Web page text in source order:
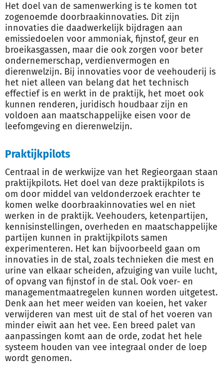
Het doel van de samenwerking is te komen tot
zogenoemde doorbraakinnovaties. Dit zijn
innovaties die daadwerkelijk bijdragen aan
emissiedoelen voor ammoniak, fijnstof, geur en
broeikasgassen, maar die ook zorgen voor beter
ondernemerschap, verdienvermogen en
dierenwelzijn. Bij innovaties voor de veehouderij is
het niet alleen van belang dat het technisch
effectief is en werkt in de praktijk, het moet ook
kunnen renderen, juridisch houdbaar zijn en
voldoen aan maatschappelijke eisen voor de
leefomgeving en dierenwelzijn.
Praktijkpilots
Centraal in de werkwijze van het Regieorgaan staan
praktijkpilots. Het doel van deze praktijkpilots is
om door middel van veldonderzoek erachter te
komen welke doorbraakinnovaties wel en niet
werken in de praktijk. Veehouders, ketenpartijen,
kennisinstellingen, overheden en maatschappelijke
partijen kunnen in praktijkpilots samen
experimenteren. Het kan bijvoorbeeld gaan om
innovaties in de stal, zoals technieken die mest en
urine van elkaar scheiden, afzuiging van vuile lucht,
of opvang van fijnstof in de stal. Ook voer- en
managementmaatregelen kunnen worden uitgetest.
Denk aan het meer weiden van koeien, het vaker
verwijderen van mest uit de stal of het voeren van
minder eiwit aan het vee. Een breed palet van
aanpassingen komt aan de orde, zodat het hele
systeem houden van vee integraal onder de loep
wordt genomen.